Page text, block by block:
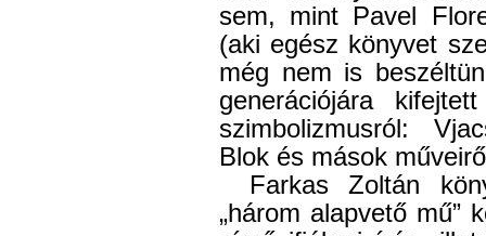
sem, mint Pavel
(aki egész könyvet
még nem is
generációjára
szimbolizmusról:
Blok és mások
Farkas Zoltán
„három alapvető mű”